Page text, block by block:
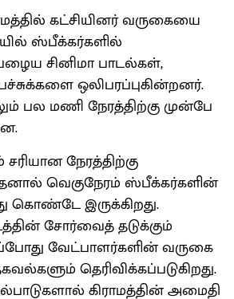
கட்சியினர் வருகையை
ஸ்பீக்கர்களில்
சினிமா பாடல்கள்,
ஒலிபரப்புகின்றனர்.
பல மணி நேரத்திற்கு முன்பே
நேரத்திற்கு
வெகுநேரம் ஸ்பீக்கர்களின்
கொண்டே இருக்கிறது.
சோர்வைத் தடுக்கும்
வேட்பாளர்களின் வருகை
தெரிவிக்கப்படுகிறது.
கிராமத்தின் அமைதி